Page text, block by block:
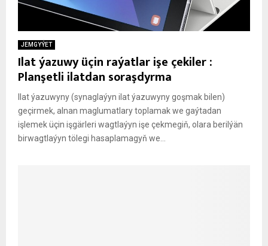
JEMGYÝET
Ilat ýazuwy üçin raýatlar işe çekiler :
Planşetli ilatdan soraşdyrma
Ilat ýazuwyny (synaglaýyn ilat ýazuwyny goşmak bilen)
geçirmek, alnan maglumatlary toplamak we gaýtadan
işlemek üçin işgärleri wagtlaýyn işe çekmegiň, olara berilýän
birwagtlaýyn tölegi hasaplamagyň we...